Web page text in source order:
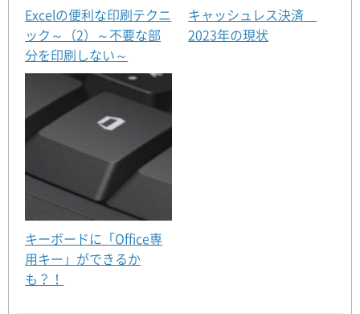
Excelの便利な印刷テクニ
ック～（2）～不要な部
分を印刷しない～
キャッシュレス決済
2023年の現状
キーボードに「Office専
用キー」ができるか
も？！